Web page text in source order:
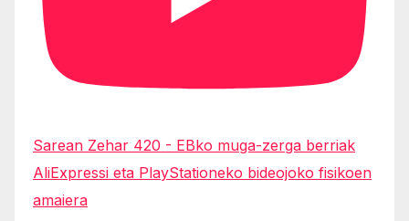
Sarean Zehar 420 - EBko muga-zerga berriak
AliExpressi eta PlayStationeko bideojoko fisikoen
amaiera